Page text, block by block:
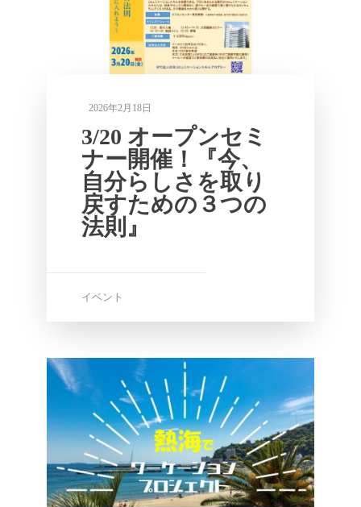
2026年2月18日
3/20 オープンセミ
ナー開催！『今、
自分らしさを取り
戻すための３つの
法則』
イベント